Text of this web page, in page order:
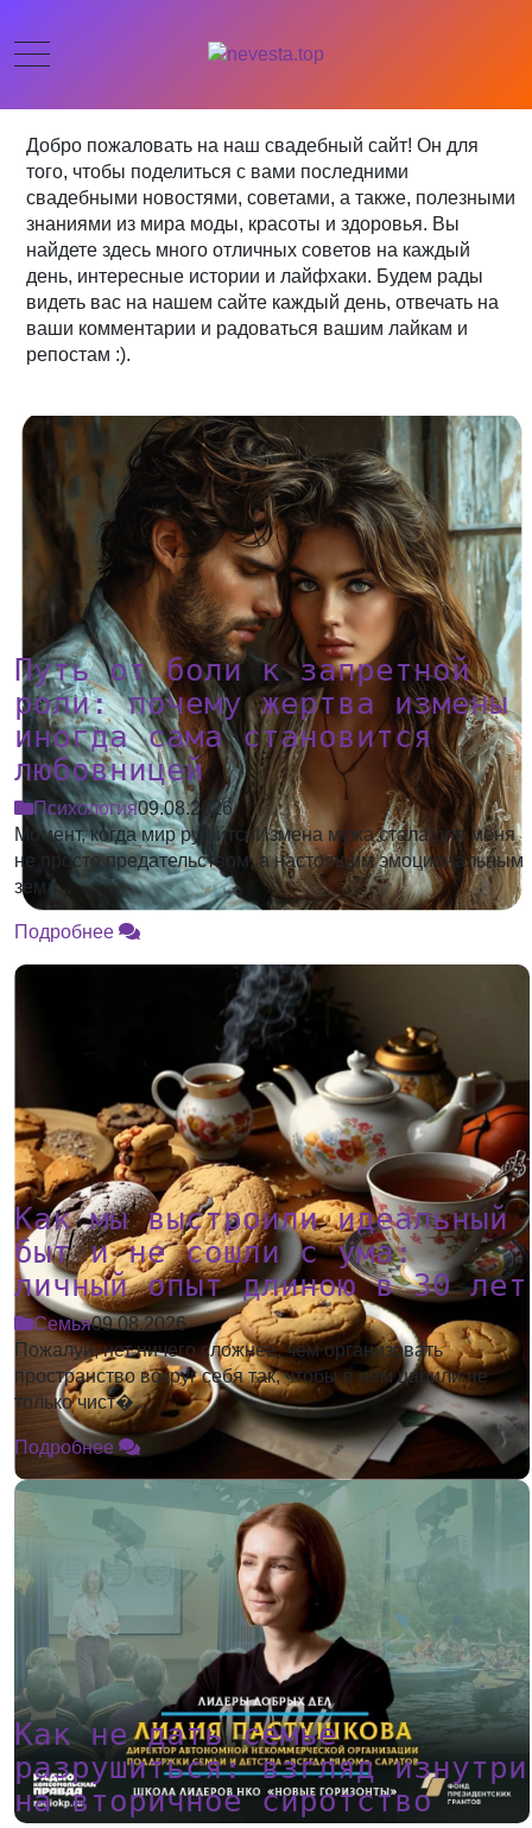
Добро пожаловать на наш свадебный сайт! Он для
того, чтобы поделиться с вами последними
свадебными новостями, советами, а также, полезными
знаниями из мира моды, красоты и здоровья. Вы
найдете здесь много отличных советов на каждый
день, интересные истории и лайфхаки. Будем рады
видеть вас на нашем сайте каждый день, отвечать на
ваши комментарии и радоваться вашим лайкам и
репостам :).
Путь от боли к запретной
роли: почему жертва измены
иногда сама становится
любовницей
Психология09.08.2026
Момент, когда мир рушитсяИзмена мужа стала для меня
не просто предательством, а настоящим эмоциональным
земл...
Подробнее
Как мы выстроили идеальный
быт и не сошли с ума:
личный опыт длиною в 30 лет
Семья09.08.2026
Пожалуй, нет ничего сложнее, чем организовать
пространство вокруг себя так, чтобы в нем царили не
только чист�...
Подробнее
Как не дать семье
разрушиться: взгляд изнутри
на вторичное сиротство